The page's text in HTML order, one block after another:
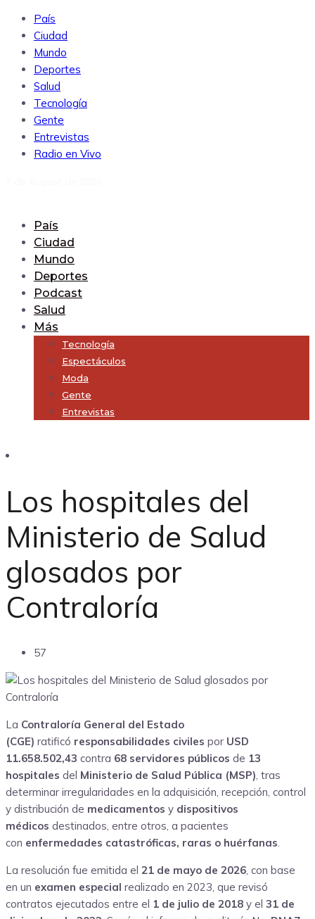
País
Ciudad
Mundo
Deportes
Salud
Tecnología
Gente
Entrevistas
Radio en Vivo
País
Ciudad
Mundo
Deportes
Podcast
Salud
Más
Tecnología
Espectáculos
Moda
Gente
Entrevistas
Los hospitales del
Ministerio de Salud
glosados por
Contraloría
57
La Contraloría General del Estado
(CGE) ratificó responsabilidades civiles por USD
11.658.502,43 contra 68 servidores públicos de 13
hospitales del Ministerio de Salud Pública (MSP), tras
determinar irregularidades en la adquisición, recepción, control
y distribución de medicamentos y dispositivos
médicos destinados, entre otros, a pacientes
con enfermedades catastróficas, raras o huérfanas.
La resolución fue emitida el 21 de mayo de 2026, con base
en un examen especial realizado en 2023, que revisó
contratos ejecutados entre el 1 de julio de 2018 y el 31 de